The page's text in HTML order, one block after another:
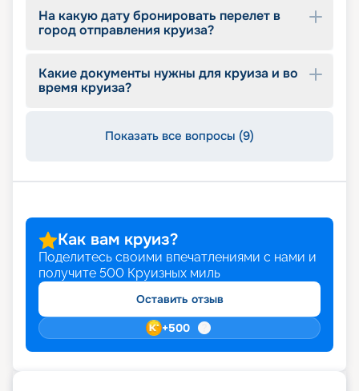
На какую дату бронировать перелет в
город отправления круиза?
Какие документы нужны для круиза и во
время круиза?
Показать все вопросы (9)
Как вам круиз?
Поделитесь своими впечатлениями с нами и
получите 500 Круизных миль
Оставить отзыв
+500